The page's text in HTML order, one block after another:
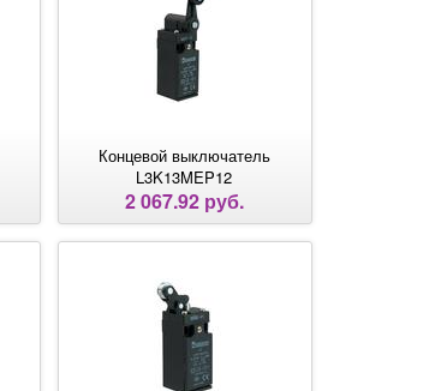
Концевой выключатель
L3K13MEP12
2 067.92 руб.